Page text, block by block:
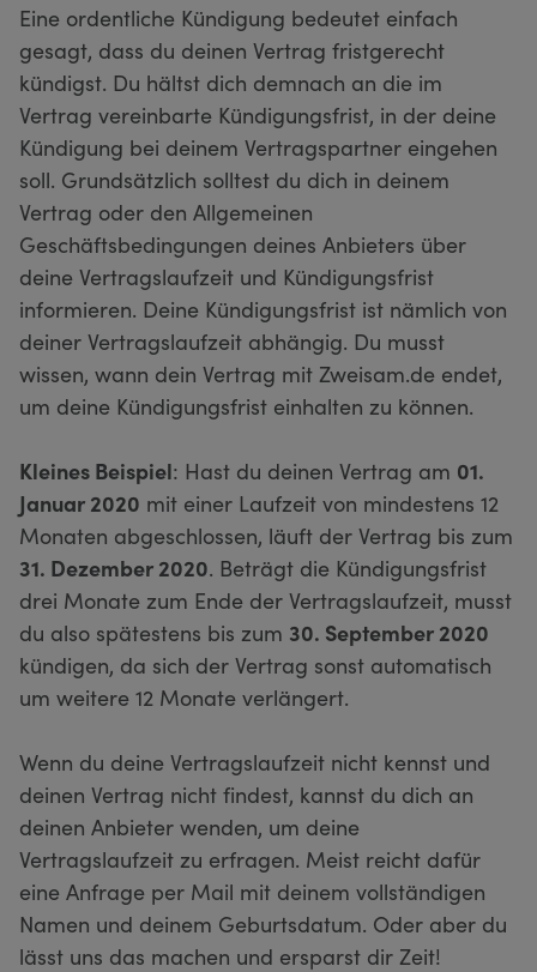
Eine ordentliche Kündigung bedeutet einfach
gesagt, dass du deinen Vertrag fristgerecht
kündigst. Du hältst dich demnach an die im
Vertrag vereinbarte Kündigungsfrist, in der deine
Kündigung bei deinem Vertragspartner eingehen
soll. Grundsätzlich solltest du dich in deinem
Vertrag oder den Allgemeinen
Geschäftsbedingungen deines Anbieters über
deine Vertragslaufzeit und Kündigungsfrist
informieren. Deine Kündigungsfrist ist nämlich von
deiner Vertragslaufzeit abhängig. Du musst
wissen, wann dein Vertrag mit Zweisam.de endet,
um deine Kündigungsfrist einhalten zu können.
Kleines Beispiel: Hast du deinen Vertrag am 01.
Januar 2020 mit einer Laufzeit von mindestens 12
Monaten abgeschlossen, läuft der Vertrag bis zum
31. Dezember 2020. Beträgt die Kündigungsfrist
drei Monate zum Ende der Vertragslaufzeit, musst
du also spätestens bis zum 30. September 2020
kündigen, da sich der Vertrag sonst automatisch
um weitere 12 Monate verlängert.
Wenn du deine Vertragslaufzeit nicht kennst und
deinen Vertrag nicht findest, kannst du dich an
deinen Anbieter wenden, um deine
Vertragslaufzeit zu erfragen. Meist reicht dafür
eine Anfrage per Mail mit deinem vollständigen
Namen und deinem Geburtsdatum. Oder aber du
lässt uns das machen und ersparst dir Zeit!